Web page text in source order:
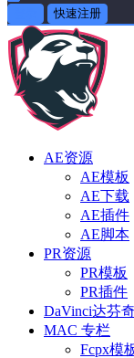
快速注册
AE资源
AE模板
AE下载
AE插件
AE脚本
PR资源
PR模板
PR插件
DaVinci达芬
MAC 专栏
Fcpx模